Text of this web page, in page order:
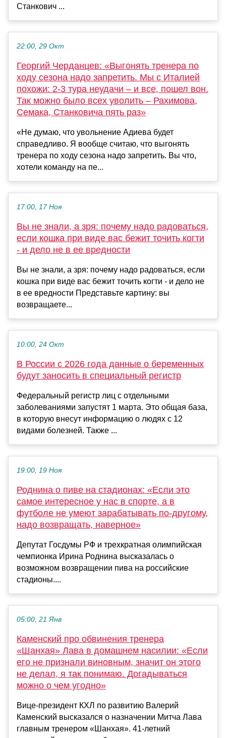
Станкович ...
22:00, 29 Окт
Георгий Черданцев: «Выгонять тренера по
ходу сезона надо запретить. Мы с Италией
похожи: 2-3 тура неудачи – и все, пошел вон.
Так можно было всех уволить – Рахимова,
Семака, Станковича пять раз»
«Не думаю, что увольнение Адиева будет
справедливо. Я вообще считаю, что выгонять
тренера по ходу сезона надо запретить. Вы что,
хотели команду на пе...
17:00, 17 Ноя
Вы не знали, а зря: почему надо радоваться,
если кошка при виде вас бежит точить когти
- и дело не в ее вредности
Вы не знали, а зря: почему надо радоваться, если
кошка при виде вас бежит точить когти - и дело не
в ее вредности Представьте картину: вы
возвращаете...
10:00, 24 Окт
В России с 2026 года данные о беременных
будут заносить в специальный регистр
Федеральный регистр лиц с отдельными
заболеваниями запустят 1 марта. Это общая база,
в которую внесут информацию о людях с 12
видами болезней. Также ...
19:00, 19 Ноя
Роднина о пиве на стадионах: «Если это
самое интересное у нас в спорте, а в
футболе не умеют зарабатывать по-другому,
надо возвращать, наверное»
Депутат Госдумы РФ и трехкратная олимпийская
чемпионка Ирина Роднина высказалась о
возможном возвращении пива на российские
стадионы....
05:00, 21 Янв
Каменский про обвинения тренера
«Шанхая» Лава в домашнем насилии: «Если
его не признали виновным, значит он этого
не делал, я так понимаю. Догадываться
можно о чем угодно»
Вице‑президент КХЛ по развитию Валерий
Каменский высказался о назначении Митча Лава
главным тренером «Шанхая». 41-летний